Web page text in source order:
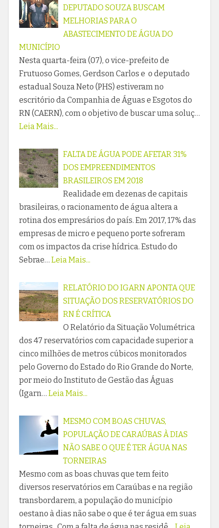
DEPUTADO SOUZA BUSCAM
MELHORIAS PARA O
ABASTECIMENTO DE ÁGUA DO
MUNICÍPIO
Nesta quarta-feira (07), o vice-prefeito de
Frutuoso Gomes, Gerdson Carlos e o deputado
estadual Souza Neto (PHS) estiveram no
escritório da Companhia de Águas e Esgotos do
RN (CAERN), com o objetivo de buscar uma soluç…
Leia Mais...
FALTA DE ÁGUA PODE AFETAR 31%
DOS EMPREENDIMENTOS
BRASILEIROS EM 2018
Realidade em dezenas de capitais
brasileiras, o racionamento de água altera a
rotina dos empresários do país. Em 2017, 17% das
empresas de micro e pequeno porte sofreram
com os impactos da crise hídrica. Estudo do
Sebrae… Leia Mais...
RELATÓRIO DO IGARN APONTA QUE
SITUAÇÃO DOS RESERVATÓRIOS DO
RN É CRÍTICA
O Relatório da Situação Volumétrica
dos 47 reservatórios com capacidade superior a
cinco milhões de metros cúbicos monitorados
pelo Governo do Estado do Rio Grande do Norte,
por meio do Instituto de Gestão das Águas
(Igarn… Leia Mais...
MESMO COM BOAS CHUVAS,
POPULAÇÃO DE CARAÚBAS À DIAS
NÃO SABE O QUE É TER ÁGUA NAS
TORNEIRAS
Mesmo com as boas chuvas que tem feito
diversos reservatórios em Caraúbas e na região
transbordarem, a população do município
oestano à dias não sabe o que é ter água em suas